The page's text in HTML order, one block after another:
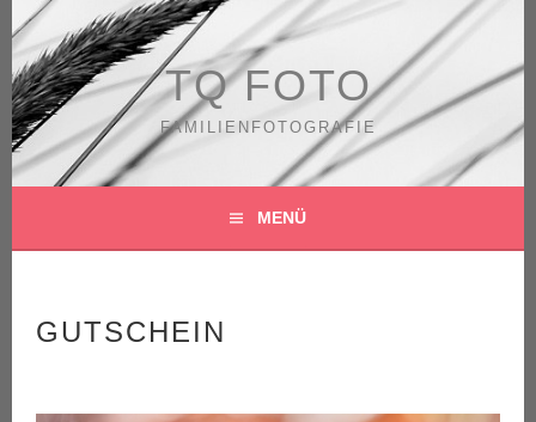
Springe
zum
Inhalt
TQ FOTO
FAMILIENFOTOGRAFIE
MENÜ
GUTSCHEIN